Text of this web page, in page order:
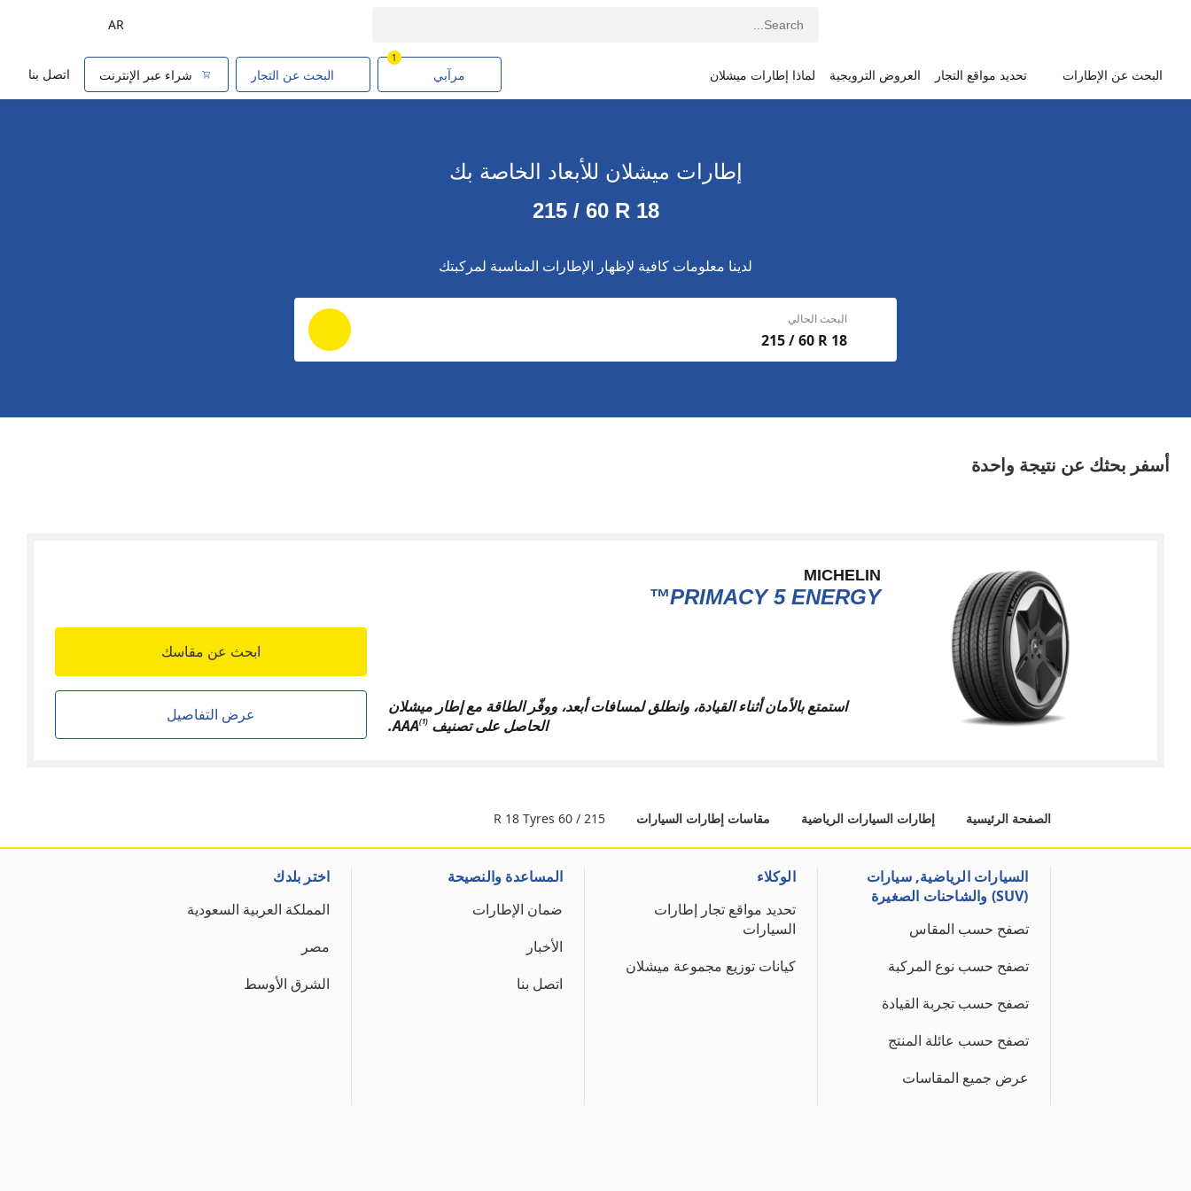
اتصل بنا
AR
البحث عن الإطارات تحديد مواقع التجار العروض الترويجية لماذا إطارات ميشلان مرآبي
1
البحث عن التجار شراء عبر الإنترنت
إطارات ميشلان للأبعاد الخاصة بك
215 / 60 R 18
لدينا معلومات كافية لإظهار الإطارات المناسبة لمركبتك
البحث الحالي
215 / 60 R 18
أسفر بحثك عن نتيجة واحدة
MICHELIN
PRIMACY 5 ENERGY™
استمتع بالأمان أثناء القيادة، وانطلق لمسافات أبعد، ووفّر الطاقة مع إطار ميشلان
الحاصل على تصنيف AAA (1)
.
ابحث عن مقاسك
عرض التفاصيل
الصفحة الرئيسية إطارات السيارات الرياضية مقاسات إطارات السيارات 215 / 60 R 18 Tyres
السيارات الرياضية, سيارات
(SUV) والشاحنات الصغيرة
تصفح حسب المقاس
تصفح حسب نوع المركبة
تصفح حسب تجربة القيادة
تصفح حسب عائلة المنتج
عرض جميع المقاسات
الوكلاء
تحديد مواقع تجار إطارات
السيارات
كيانات توزيع مجموعة ميشلان
المساعدة والنصيحة
ضمان الإطارات
الأخبار
اتصل بنا
اختر بلدك
المملكة العربية السعودية
مصر
الشرق الأوسط